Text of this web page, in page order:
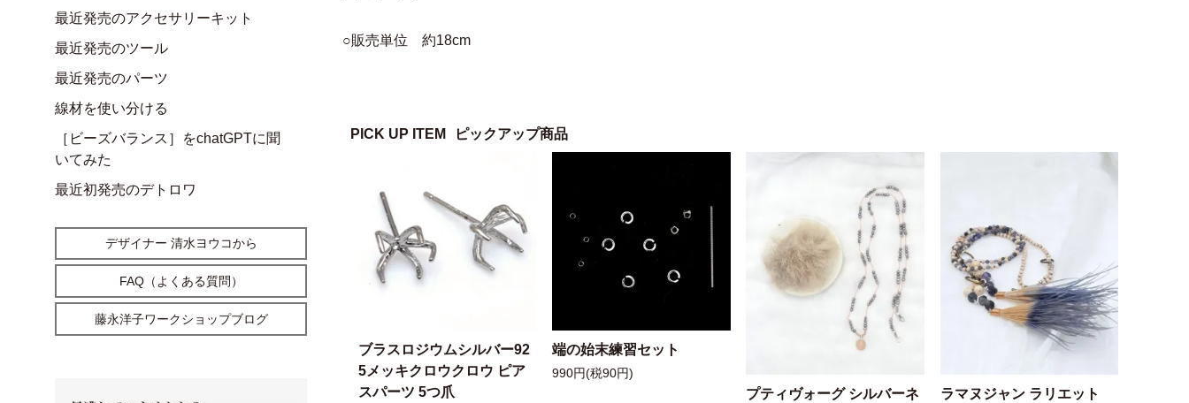
○販売単位 約18cm
PICK UP ITEM ピックアップ商品
ブラスロジウムシルバー92
5メッキクロウクロウ ピア
スパーツ 5つ爪
端の始末練習セット
990円(税90円)
プティヴォーグ シルバーネ
ラマヌジャン ラリエット
最近発売のアクセサリーキット
最近発売のツール
最近発売のパーツ
線材を使い分ける
［ビーズバランス］をchatGPTに聞
いてみた
最近初発売のデトロワ
デザイナー 清水ヨウコから
FAQ（よくある質問）
藤永洋子ワークショップブログ